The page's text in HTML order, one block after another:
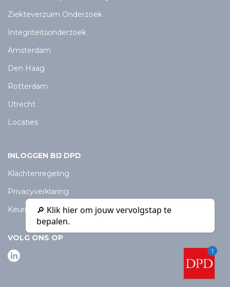
Ziekteverzuim Onderzoek
Integriteitsonderzoek
Amsterdam
Den Haag
Rotterdam
Utrecht
Locaties
INLOGGEN BIJ DPD
Klachtenregeling
Privacyverklaring
Keurmerk Particulier Onderzoeksbureau
VOLG ONS OP
🔎 Klik hier om jouw vervolgstap te
bepalen.
1